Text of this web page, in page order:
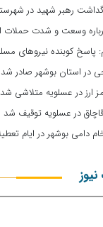
رهبر شهید در
وسعت و شدت حملات
پاسخ کوبنده نیروهای
در استان بوشهر صادر شد
در عسلویه توقیف شد
دامی بوشهر در ایام